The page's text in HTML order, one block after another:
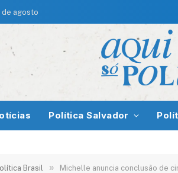
de agosto
Política Salvador
Brasil » Michelle anuncia conclusão de